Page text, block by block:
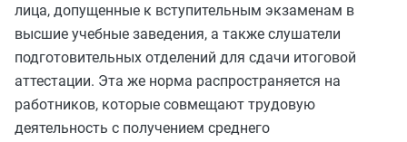
лица, допущенные к вступительным экзаменам в
высшие учебные заведения, а также слушатели
подготовительных отделений для сдачи итоговой
аттестации. Эта же норма распространяется на
работников, которые совмещают трудовую
деятельность с получением среднего